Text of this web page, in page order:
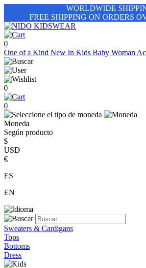
WORLDWIDE
FREE SHIPPING ON ORDERS
0
One of a Kind New In Kids Baby Woman
0
0
Moneda
Según producto
$
USD
€
ES
EN
Sweaters & Cardigans
Tops
Bottoms
Dress